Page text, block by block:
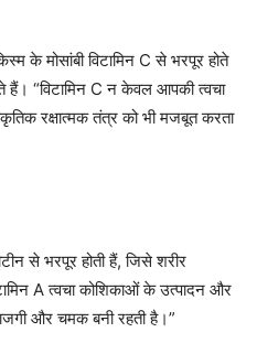
के मोसांबी विटामिन C से भरपूर होते
“विटामिन C न केवल आपकी त्वचा
रक्षात्मक तंत्र को भी मजबूत करता
से भरपूर होती हैं, जिसे शरीर
A त्वचा कोशिकाओं के उत्पादन और
और चमक बनी रहती है।”